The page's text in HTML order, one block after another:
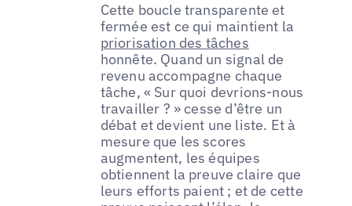
Cette boucle transparente et
fermée est ce qui maintient la
priorisation des tâches
honnête. Quand un signal de
revenu accompagne chaque
tâche, « Sur quoi devrions-nous
travailler ? » cesse d’être un
débat et devient une liste. Et à
mesure que les scores
augmentent, les équipes
obtiennent la preuve claire que
leurs efforts paient ; et de cette